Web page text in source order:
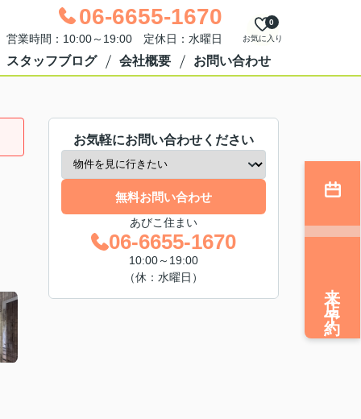
06-6655-1670
営業時間：10:00～19:00 定休日：水曜日 お気に入り
0
スタッフブログ 会社概要 お問い合わせ
お気軽にお問い合わせください
無料お問い合わせ
あびこ住まい
06-6655-1670
10:00～19:00
（休：水曜日）
来店予約